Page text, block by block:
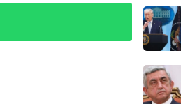
DÜNYA
əl-